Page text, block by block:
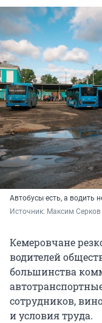
Автобусы есть, а водить
Источник: Максим Серков
Кемеровчане
водителей
большинства
сотрудников,
и условия труда.